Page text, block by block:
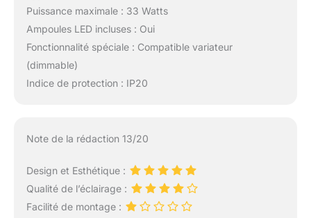
Puissance maximale : 33 Watts
Ampoules LED incluses : Oui
Fonctionnalité spéciale : Compatible variateur
(dimmable)
Indice de protection : IP20
Note de la rédaction 13/20
Design et Esthétique :
Qualité de l’éclairage :
Facilité de montage :